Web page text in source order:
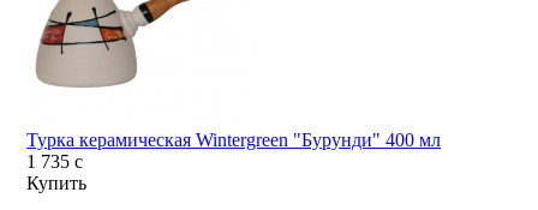
Турка керамическая Wintergreen "Бурунди" 400 мл
1 735c
Купить